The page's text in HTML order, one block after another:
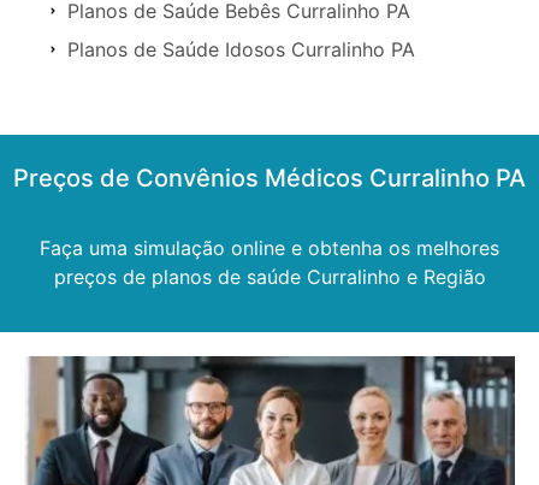
Planos de Saúde Bebês Curralinho PA
Planos de Saúde Idosos Curralinho PA
Preços de Convênios Médicos Curralinho PA
Faça uma simulação online e obtenha os melhores
preços de planos de saúde Curralinho e Região